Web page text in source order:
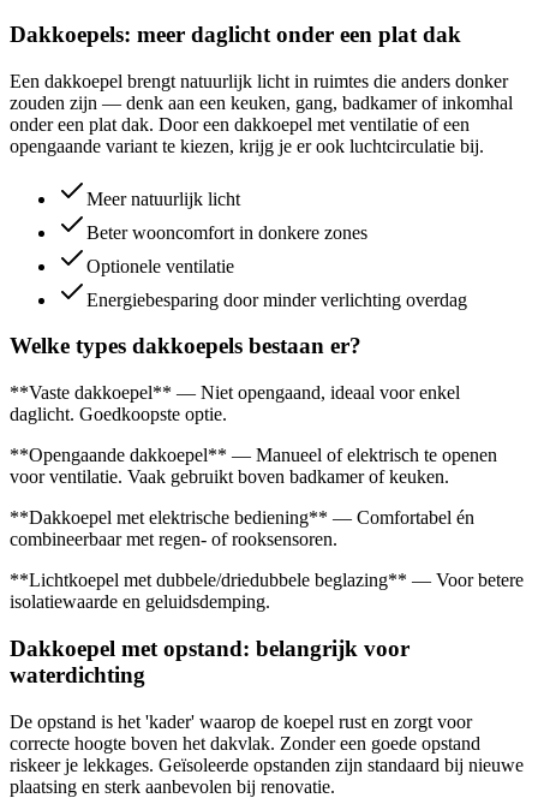
Dakkoepels: meer daglicht onder een plat dak
Een dakkoepel brengt natuurlijk licht in ruimtes die anders donker
zouden zijn — denk aan een keuken, gang, badkamer of inkomhal
onder een plat dak. Door een dakkoepel met ventilatie of een
opengaande variant te kiezen, krijg je er ook luchtcirculatie bij.
Meer natuurlijk licht
Beter wooncomfort in donkere zones
Optionele ventilatie
Energiebesparing door minder verlichting overdag
Welke types dakkoepels bestaan er?
**Vaste dakkoepel** — Niet opengaand, ideaal voor enkel
daglicht. Goedkoopste optie.
**Opengaande dakkoepel** — Manueel of elektrisch te openen
voor ventilatie. Vaak gebruikt boven badkamer of keuken.
**Dakkoepel met elektrische bediening** — Comfortabel én
combineerbaar met regen- of rooksensoren.
**Lichtkoepel met dubbele/driedubbele beglazing** — Voor betere
isolatiewaarde en geluidsdemping.
Dakkoepel met opstand: belangrijk voor
waterdichting
De opstand is het 'kader' waarop de koepel rust en zorgt voor
correcte hoogte boven het dakvlak. Zonder een goede opstand
riskeer je lekkages. Geïsoleerde opstanden zijn standaard bij nieuwe
plaatsing en sterk aanbevolen bij renovatie.